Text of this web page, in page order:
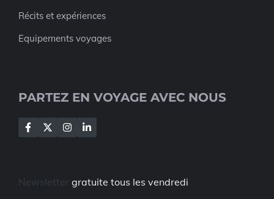
Récits et expériences
Equipements voyages
PARTEZ EN VOYAGE AVEC NOUS
Newsletter gratuite tous les vendredi